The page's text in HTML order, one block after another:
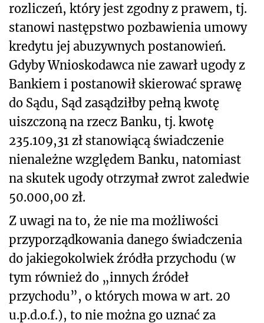
rozliczeń, który jest zgodny z prawem, tj.
stanowi następstwo pozbawienia umowy
kredytu jej abuzywnych postanowień.
Gdyby Wnioskodawca nie zawarł ugody z
Bankiem i postanowił skierować sprawę
do Sądu, Sąd zasądziłby pełną kwotę
uiszczoną na rzecz Banku, tj. kwotę
235.109,31 zł stanowiącą świadczenie
nienależne względem Banku, natomiast
na skutek ugody otrzymał zwrot zaledwie
50.000,00 zł.
Z uwagi na to, że nie ma możliwości
przyporządkowania danego świadczenia
do jakiegokolwiek źródła przychodu (w
tym również do „innych źródeł
przychodu”, o których mowa w art. 20
u.p.d.o.f.), to nie można go uznać za